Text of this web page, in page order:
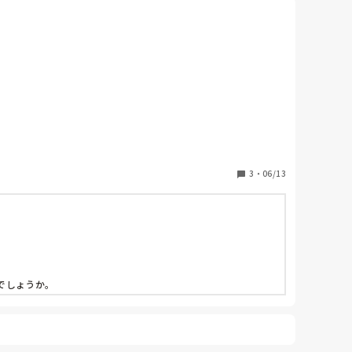
。〝お国柄もあるでしょうし…。まだ、理解が少し
ってくれましたが、不快な思いをさせてしまったこ
3 ・ 06/13